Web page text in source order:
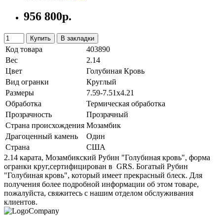
956 800р.
Купить В закладки
Код товара
403890
Вес
2.14
Цвет
Голубиная Кровь
Вид огранки
Круглый
Размеры
7.59-7.51x4.21
Обработка
Термическая обработка
Прозрачность
Прозрачный
Страна происхождения Мозамбик
Драгоценный камень
Один
Страна
США
2.14 карата, Мозамбикский Рубин "Голубиная кровь", форма
огранки круг,сертифицирован в GRS. Богатый Рубин
"Голубиная кровь", который имеет прекрасный блеск. Для
получения более подробной информации об этом товаре,
пожалуйста, свяжитесь с нашим отделом обслуживания
клиентов.